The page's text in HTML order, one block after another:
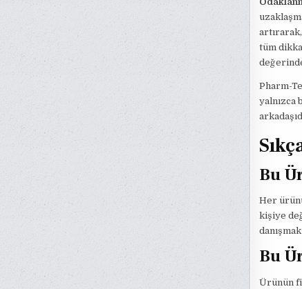
tüm
Pharm-
yalnızca
Bu
Her
kişiye
Bu
Ürünün